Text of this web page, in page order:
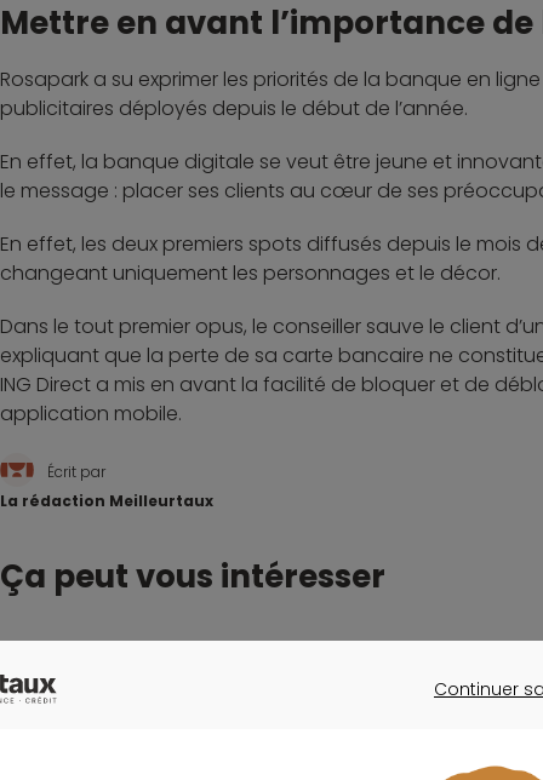
Mettre en avant l’importance
Rosapark a su exprimer les priorités de la banque en ligne
publicitaires déployés depuis le début de l’année.
En effet, la banque digitale se veut être jeune et
le message : placer ses clients au cœur de ses
En effet, les deux premiers spots diffusés depuis le mois
changeant uniquement les personnages et le décor.
Dans le tout premier opus, le conseiller sauve le client
expliquant que la perte de sa carte bancaire ne
ING Direct a mis en avant la facilité de bloquer et de
application mobile.
Écrit par
La rédaction Meilleurtaux
Ça peut vous intéresser
Les banques doivent offrir des services digitaux
Continuer